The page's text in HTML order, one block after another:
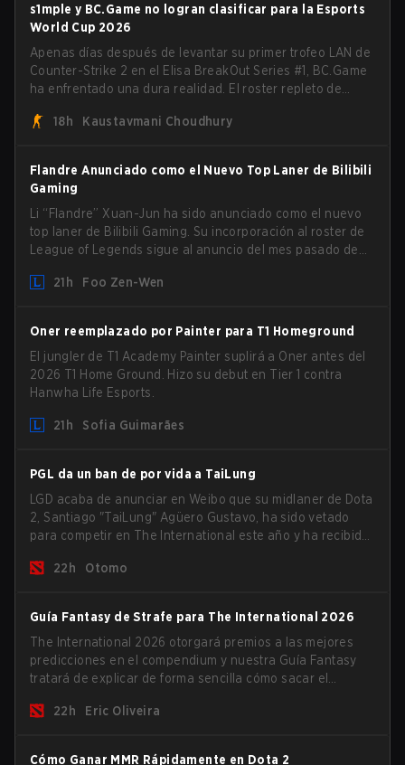
s1mple y BC.Game no logran clasificar para la Esports
World Cup 2026
Apenas días después de levantar su primer trofeo LAN de
Counter-Strike 2 en el Elisa BreakOut Series #1, BC.Game
ha enfrentado una dura realidad. El roster repleto de
generó impulso, ha sido eliminado de su siguiente salida.
18h Kaustavmani Choudhury
Flandre Anunciado como el Nuevo Top Laner de Bilibili
Gaming
Li “Flandre” Xuan-Jun ha sido anunciado como el nuevo
top laner de Bilibili Gaming. Su incorporación al roster de
League of Legends sigue al anuncio del mes pasado de
de la competencia.
21h Foo Zen-Wen
Oner reemplazado por Painter para T1 Homeground
El jungler de T1 Academy Painter suplirá a Oner antes del
2026 T1 Home Ground. Hizo su debut en Tier 1 contra
Hanwha Life Esports.
21h Sofia Guimarães
PGL da un ban de por vida a TaiLung
LGD acaba de anunciar en Weibo que su midlaner de Dota
2, Santiago "TaiLung" Agüero Gustavo, ha sido vetado
para competir en The International este año y ha recibido
22h
Otomo
Guía Fantasy de Strafe para The International 2026
The International 2026 otorgará premios a las mejores
predicciones en el compendium y nuestra Guía Fantasy
tratará de explicar de forma sencilla cómo sacar el
más altos.
22h Eric Oliveira
Cómo Ganar MMR Rápidamente en Dota 2